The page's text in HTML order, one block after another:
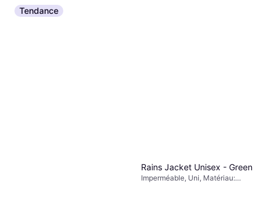
Tendance
Rains Jacket Unisex - Green
Imperméable, Uni, Matériau: